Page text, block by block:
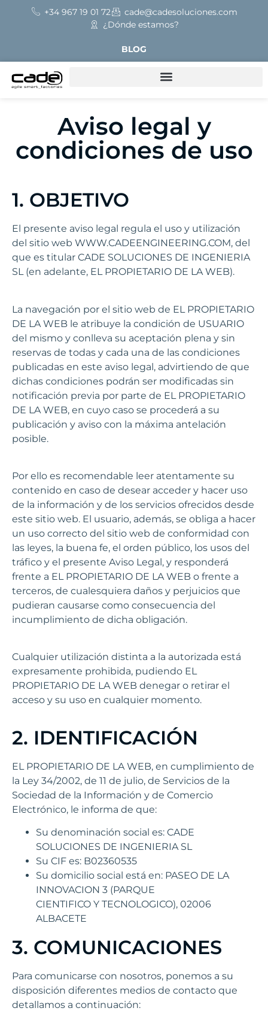
+34 967 19 01 72
cade@cadesoluciones.com
¿Dónde estamos?
BLOG
Aviso legal y
condiciones de uso
1. OBJETIVO
El presente aviso legal regula el uso y utilización
del sitio web WWW.CADEENGINEERING.COM, del
que es titular CADE SOLUCIONES DE INGENIERIA
SL (en adelante, EL PROPIETARIO DE LA WEB).
La navegación por el sitio web de EL PROPIETARIO
DE LA WEB le atribuye la condición de USUARIO
del mismo y conlleva su aceptación plena y sin
reservas de todas y cada una de las condiciones
publicadas en este aviso legal, advirtiendo de que
dichas condiciones podrán ser modificadas sin
notificación previa por parte de EL PROPIETARIO
DE LA WEB, en cuyo caso se procederá a su
publicación y aviso con la máxima antelación
posible.
Por ello es recomendable leer atentamente su
contenido en caso de desear acceder y hacer uso
de la información y de los servicios ofrecidos desde
este sitio web. El usuario, además, se obliga a hacer
un uso correcto del sitio web de conformidad con
las leyes, la buena fe, el orden público, los usos del
tráfico y el presente Aviso Legal, y responderá
frente a EL PROPIETARIO DE LA WEB o frente a
terceros, de cualesquiera daños y perjuicios que
pudieran causarse como consecuencia del
incumplimiento de dicha obligación.
Cualquier utilización distinta a la autorizada está
expresamente prohibida, pudiendo EL
PROPIETARIO DE LA WEB denegar o retirar el
acceso y su uso en cualquier momento.
2. IDENTIFICACIÓN
EL PROPIETARIO DE LA WEB, en cumplimiento de
la Ley 34/2002, de 11 de julio, de Servicios de la
Sociedad de la Información y de Comercio
Electrónico, le informa de que:
Su denominación social es: CADE
SOLUCIONES DE INGENIERIA SL
Su CIF es: B02360535
Su domicilio social está en: PASEO DE LA
INNOVACION 3 (PARQUE
CIENTIFICO Y TECNOLOGICO), 02006
ALBACETE
3. COMUNICACIONES
Para comunicarse con nosotros, ponemos a su
disposición diferentes medios de contacto que
detallamos a continuación: